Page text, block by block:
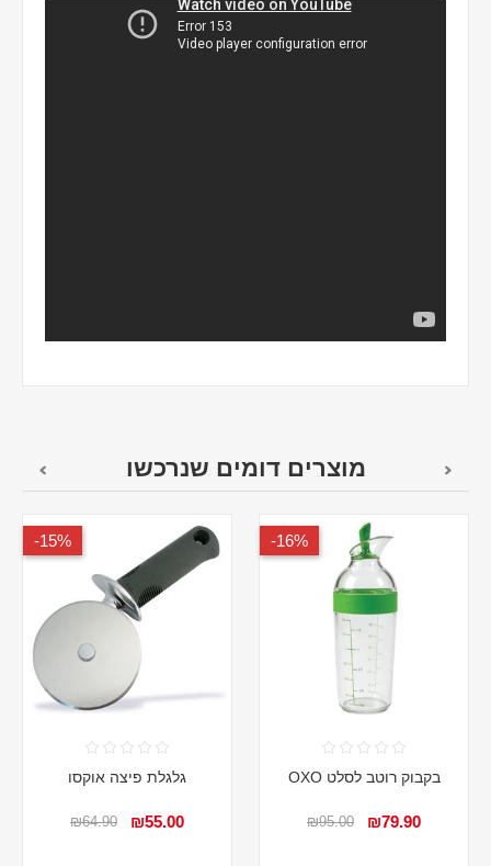
מוצרים דומים שנרכשו
16%-
בקבוק רוטב לסלט OXO
₪79.90
₪95.00
15%-
גלגלת פיצה אוקסו
₪55.00
₪64.90